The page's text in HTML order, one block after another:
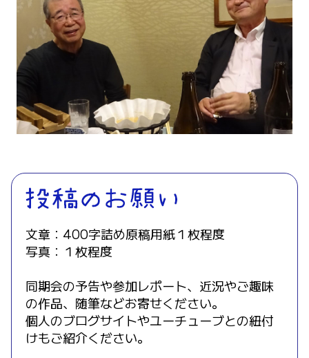
文章：400字詰め原稿用紙１枚程度
写真：１枚程度
同期会の予告や参加レポート、近況やご趣味
の作品、随筆などお寄せください。
個人のブログサイトやユーチューブとの紐付
けもご紹介ください。